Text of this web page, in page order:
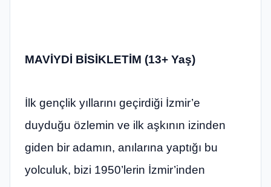
MAVİYDİ BİSİKLETİM (13+ Yaş)
İlk gençlik yıllarını geçirdiği İzmir’e
duyduğu özlemin ve ilk aşkının izinden
giden bir adamın, anılarına yaptığı bu
yolculuk, bizi 1950’lerin İzmir’inden